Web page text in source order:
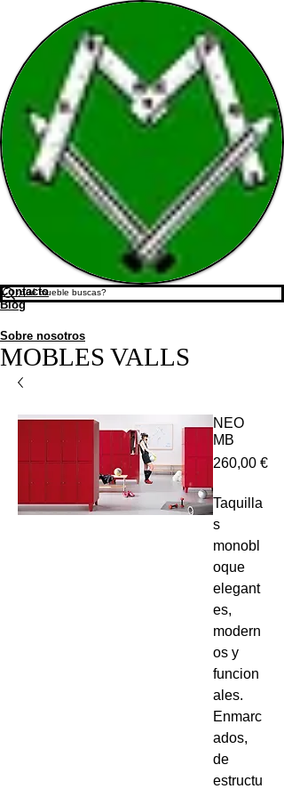
Contacto
Blog
Sobre nosotros
MOBLES VALLS​
NEO
MB
260,00 €
Taquilla
s
monobl
oque
elegant
es,
modern
os y
funcion
ales.
Enmarc
ados,
de
estructu